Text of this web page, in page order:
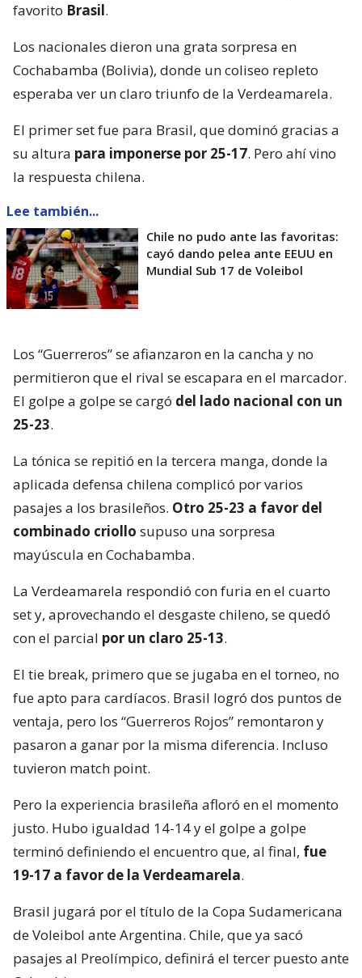
favorito Brasil.
Los nacionales dieron una grata sorpresa en
Cochabamba (Bolivia), donde un coliseo repleto
esperaba ver un claro triunfo de la Verdeamarela.
El primer set fue para Brasil, que dominó gracias a
su altura para imponerse por 25-17. Pero ahí vino
la respuesta chilena.
Lee también...
Chile no pudo ante las favoritas:
cayó dando pelea ante EEUU en
Mundial Sub 17 de Voleibol
Los “Guerreros” se afianzaron en la cancha y no
permitieron que el rival se escapara en el marcador.
El golpe a golpe se cargó del lado nacional con un
25-23.
La tónica se repitió en la tercera manga, donde la
aplicada defensa chilena complicó por varios
pasajes a los brasileños. Otro 25-23 a favor del
combinado criollo supuso una sorpresa
mayúscula en Cochabamba.
La Verdeamarela respondió con furia en el cuarto
set y, aprovechando el desgaste chileno, se quedó
con el parcial por un claro 25-13.
El tie break, primero que se jugaba en el torneo, no
fue apto para cardíacos. Brasil logró dos puntos de
ventaja, pero los “Guerreros Rojos” remontaron y
pasaron a ganar por la misma diferencia. Incluso
tuvieron match point.
Pero la experiencia brasileña afloró en el momento
justo. Hubo igualdad 14-14 y el golpe a golpe
terminó definiendo el encuentro que, al final, fue
19-17 a favor de la Verdeamarela.
Brasil jugará por el título de la Copa Sudamericana
de Voleibol ante Argentina. Chile, que ya sacó
pasajes al Preolímpico, definirá el tercer puesto ante